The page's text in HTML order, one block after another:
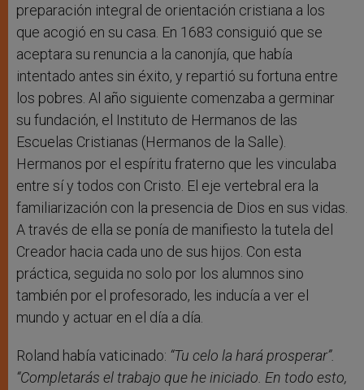
preparación integral de orientación cristiana a los
que acogió en su casa. En 1683 consiguió que se
aceptara su renuncia a la canonjía, que había
intentado antes sin éxito, y repartió su fortuna entre
los pobres. Al año siguiente comenzaba a germinar
su fundación, el Instituto de Hermanos de las
Escuelas Cristianas (Hermanos de la Salle).
Hermanos por el espíritu fraterno que les vinculaba
entre sí y todos con Cristo. El eje vertebral era la
familiarización con la presencia de Dios en sus vidas.
A través de ella se ponía de manifiesto la tutela del
Creador hacia cada uno de sus hijos. Con esta
práctica, seguida no solo por los alumnos sino
también por el profesorado, les inducía a ver el
mundo y actuar en el día a día.
Roland había vaticinado: “Tu celo la hará prosperar”.
“Completarás el trabajo que he iniciado. En todo esto,